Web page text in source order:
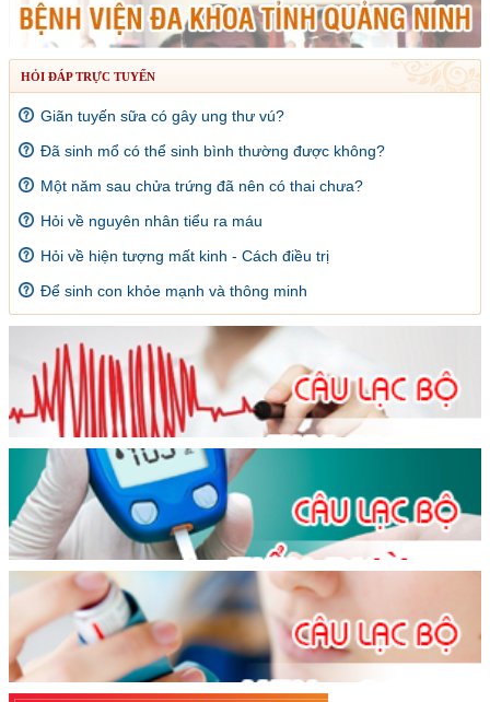
HỎI ĐÁP TRỰC TUYẾN
Giãn tuyến sữa có gây ung thư vú?
Đã sinh mổ có thể sinh bình thường được không?
Một năm sau chửa trứng đã nên có thai chưa?
Hỏi về nguyên nhân tiểu ra máu
Hỏi về hiện tượng mất kinh - Cách điều trị
Để sinh con khỏe mạnh và thông minh